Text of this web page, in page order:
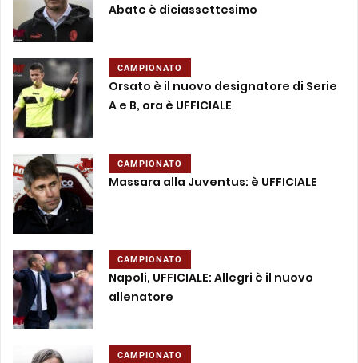
Abate è diciassettesimo
CAMPIONATO
Orsato è il nuovo designatore di Serie
A e B, ora è UFFICIALE
CAMPIONATO
Massara alla Juventus: è UFFICIALE
CAMPIONATO
Napoli, UFFICIALE: Allegri è il nuovo
allenatore
CAMPIONATO